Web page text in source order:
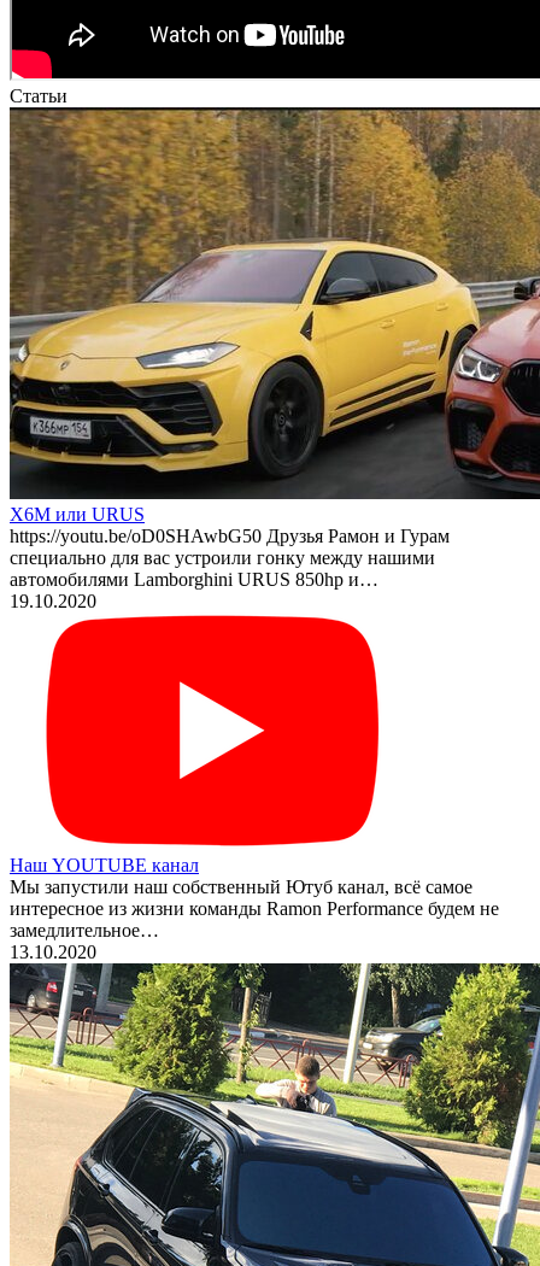
Статьи
X6M или URUS
https://youtu.be/oD0SHAwbG50 Друзья Рамон и Гурам
специально для вас устроили гонку между нашими
автомобилями Lamborghini URUS 850hp и…
19.10.2020
Наш YOUTUBE канал
Мы запустили наш собственный Ютуб канал, всё самое
интересное из жизни команды Ramon Performance будем не
замедлительное…
13.10.2020